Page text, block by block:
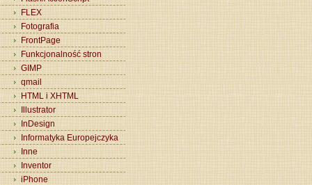
FLEX
Fotografia
FrontPage
Funkcjonalność stron
GIMP
qmail
HTML i XHTML
Illustrator
InDesign
Informatyka Europejczyka
Inne
Inventor
iPhone